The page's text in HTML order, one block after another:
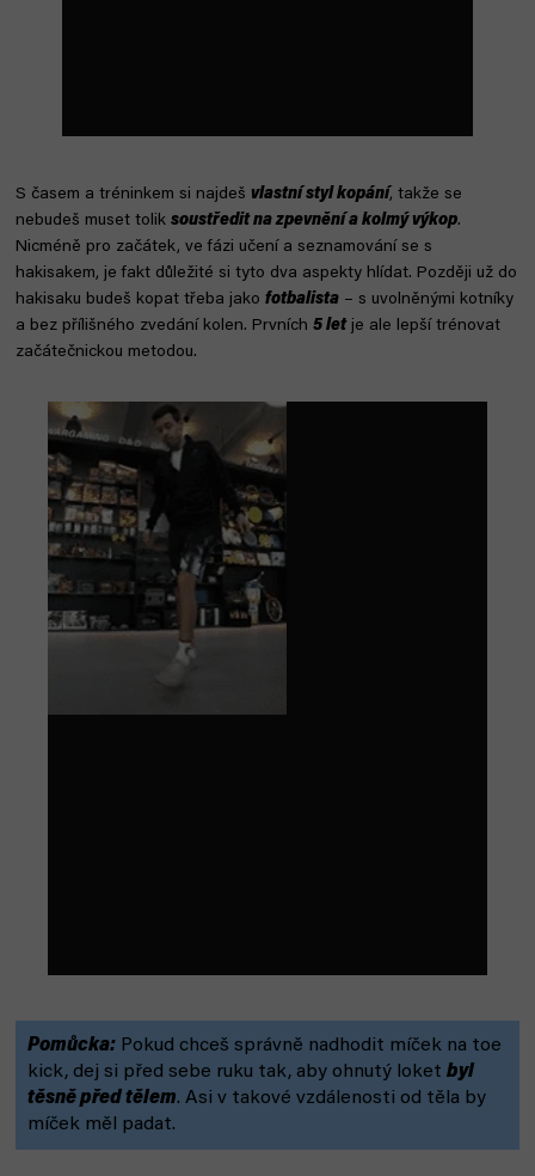
S časem a tréninkem si najdeš vlastní styl kopání, takže se
nebudeš muset tolik soustředit na zpevnění a kolmý výkop.
Nicméně pro začátek, ve fázi učení a seznamování se s
hakisakem, je fakt důležité si tyto dva aspekty hlídat. Později už do
hakisaku budeš kopat třeba jako fotbalista – s uvolněnými kotníky
a bez přílišného zvedání kolen. Prvních 5 letje ale lepší trénovat
začátečnickou metodou.
Pomůcka: Pokud chceš správně nadhodit míček na toe
kick, dej si před sebe ruku tak, aby ohnutý loket byl
těsně před tělem. Asi v takové vzdálenosti od těla by
míček měl padat.